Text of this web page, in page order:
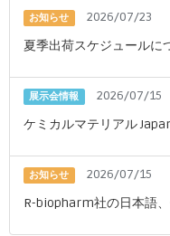
お知らせ
2026/07/23
夏季出荷スケジュールに
展示会情報
2026/07/15
ケミカルマテリアル
お知らせ
2026/07/15
R-biopharm社の日本語